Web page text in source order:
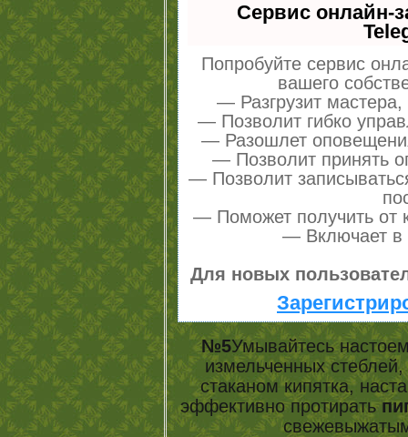
Сервис онлайн-
Попробуйте сервис
вашего
— Разгрузит
— Позволит гибко
— Разошлет
— Позволит принять
— Позволит
— Поможет получить от
— Включает в
Для новых
№5Умывайтесь
измельченных
стаканом кипятка,
эффективно протирать